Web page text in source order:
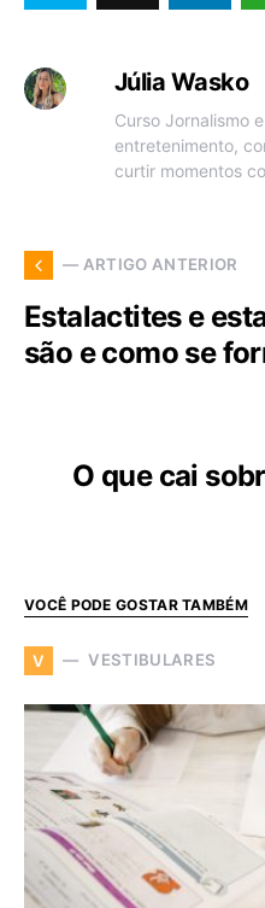
Júlia Wasko
Curso Jornalismo
entretenimento,
curtir momentos
— ARTIGO ANTERIOR
Estalactites e
são e como se
O que cai
VOCÊ PODE GOSTAR TAMBÉM
V VESTIBULARES